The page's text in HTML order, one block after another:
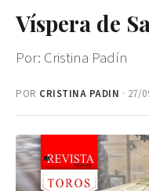
Víspera de
Por: Cristina Padín
POR CRISTINA PADIN · 27/